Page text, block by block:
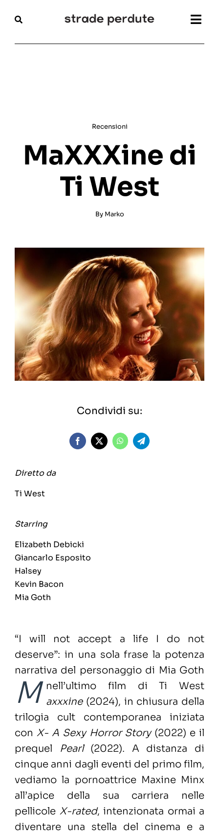
Festival
Recensioni
MaXXXine di
Ti West
By Marko
Condividi su:
Diretto da
Ti West
Starring
Elizabeth Debicki
Giancarlo Esposito
Halsey
Kevin Bacon
Mia Goth
“I will not accept a life I do not
deserve”: in una sola frase la potenza
narrativa del personaggio di Mia Goth
nell’ultimo film di Ti West
M axxxine (2024), in chiusura della
trilogia cult contemporanea iniziata
con X- A Sexy Horror Story(2022) e il
prequel Pearl (2022). A distanza di
cinque anni dagli eventi del primo film,
vediamo la pornoattrice Maxine Minx
all’apice della sua carriera nelle
pellicole X-rated, intenzionata ormai a
diventare una stella del cinema e a